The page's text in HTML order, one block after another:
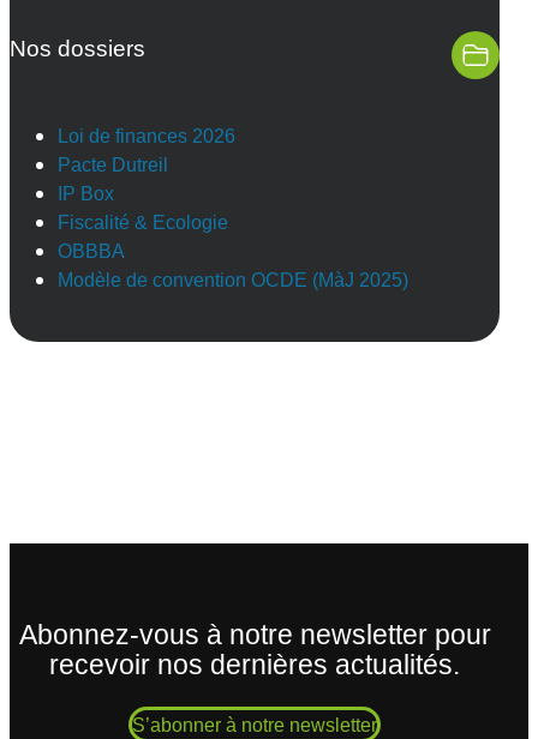
Nos dossiers
Loi de finances 2026
Pacte Dutreil
IP Box
Fiscalité & Ecologie
OBBBA
Modèle de convention OCDE (MàJ 2025)
Abonnez-vous à notre newsletter pour
recevoir nos dernières actualités.
S’abonner à notre newsletter